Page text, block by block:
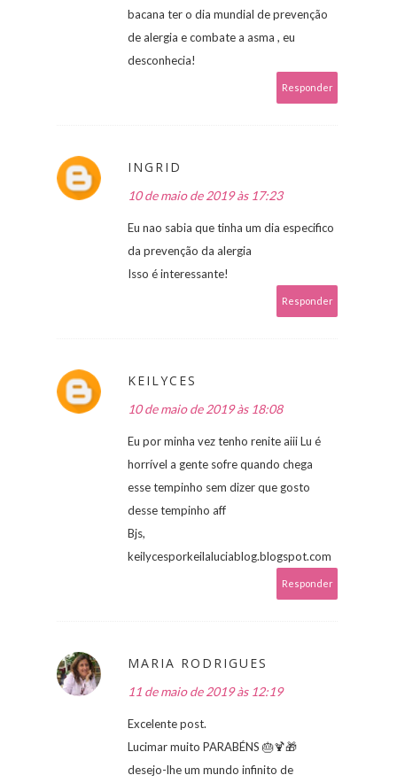
bacana ter o dia mundial de prevenção
de alergia e combate a asma , eu
desconhecia!
Responder
INGRID
10 de maio de 2019 às 17:23
Eu nao sabia que tinha um dia especifico
da prevenção da alergia
Isso é interessante!
Responder
KEILYCES
10 de maio de 2019 às 18:08
Eu por minha vez tenho renite aiii Lu é
horrível a gente sofre quando chega
esse tempinho sem dizer que gosto
desse tempinho aff
Bjs,
keilycesporkeilaluciablog.blogspot.com
Responder
MARIA RODRIGUES
11 de maio de 2019 às 12:19
Excelente post.
Lucimar muito PARABÉNS 🎂🍹🎁
desejo-lhe um mundo infinito de